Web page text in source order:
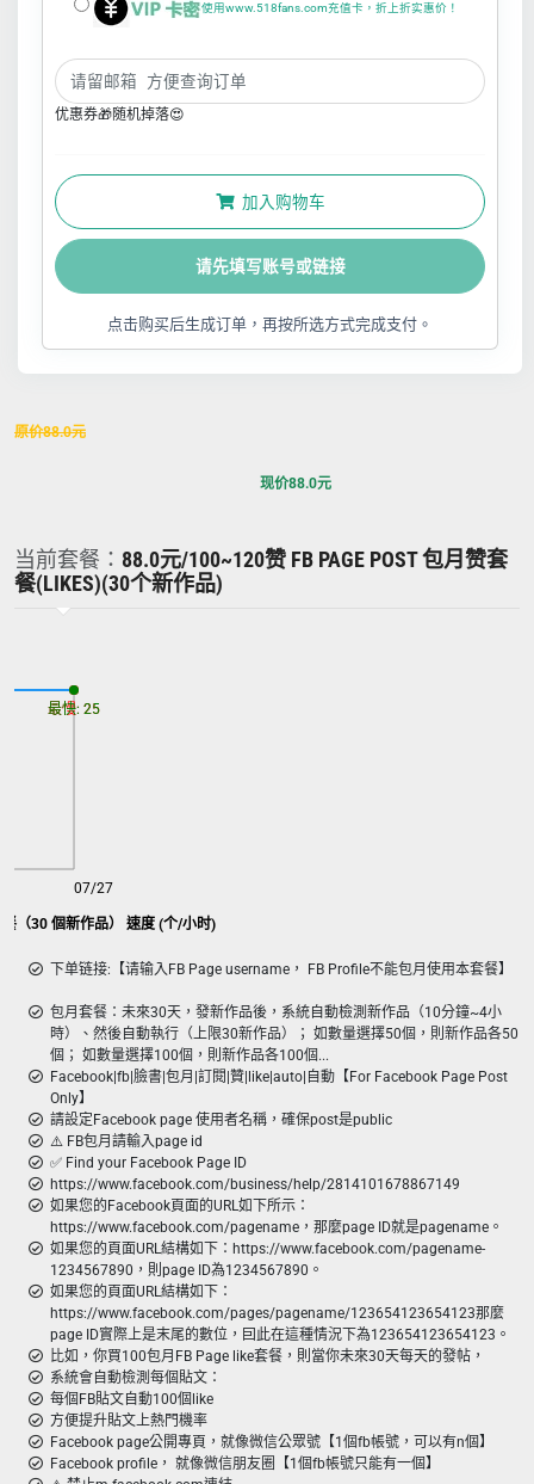
使用www.518fans.com充值卡，折上折实惠价！
优惠券🎁随机掉落😍
加入购物车
请先填写账号或链接
点击购买后生成订单，再按所选方式完成支付。
原价88.0元
现价88.0元
当前套餐： 88.0元/100~120赞 FB PAGE POST 包月赞套
餐(LIKES)(30个新作品)
（30 個新作品） 速度 (个/小时)
07/27
最慢: 25
最快: 25
下单链接:【请输入FB Page username， FB Profile不能包月使用本套餐】
包月套餐：未來30天，發新作品後，系統自動檢測新作品（10分鐘~4小
時）、然後自動執行（上限30新作品）； 如數量選擇50個，則新作品各50
個； 如數量選擇100個，則新作品各100個...
Facebook|fb|臉書|包月|訂閱|贊|like|auto|自動【For Facebook Page Post
Only】
請設定Facebook page 使用者名稱，確保post是public
⚠️ FB包月請輸入page id
✅ Find your Facebook Page ID
https://www.facebook.com/business/help/2814101678867149
如果您的Facebook頁面的URL如下所示：
https://www.facebook.com/pagename，那麼page ID就是pagename。
如果您的頁面URL結構如下：https://www.facebook.com/pagename-
1234567890，則page ID為1234567890。
如果您的頁面URL結構如下：
https://www.facebook.com/pages/pagename/123654123654123那麼
page ID實際上是末尾的數位，囙此在這種情況下為123654123654123。
比如，你買100包月FB Page like套餐，則當你未來30天每天的發帖，
系統會自動檢測每個貼文：
每個FB貼文自動100個like
方便提升貼文上熱門機率
Facebook page公開專頁，就像微信公眾號【1個fb帳號，可以有n個】
Facebook profile， 就像微信朋友圈【1個fb帳號只能有一個】